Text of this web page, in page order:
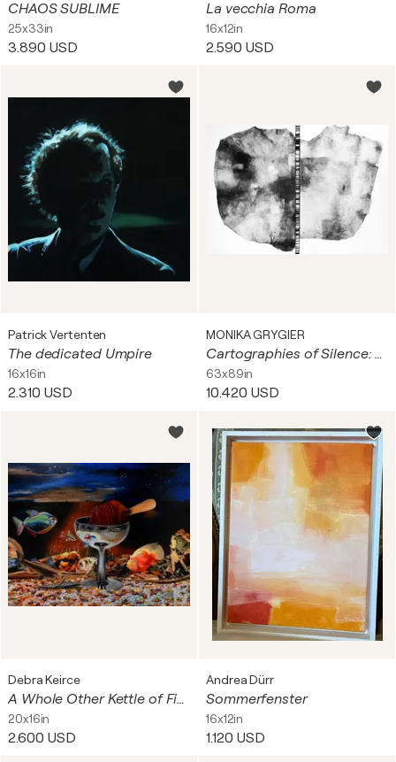
CHAOS SUBLIME
25x33in
3.890 USD
La vecchia Roma
16x12in
2.590 USD
Patrick Vertenten
The dedicated Umpire
16x16in
2.310 USD
MONIKA GRYGIER
Cartographies of Silence: 225 Km²
63x89in
10.420 USD
Debra Keirce
A Whole Other Kettle of Fish
20x16in
2.600 USD
Andrea Dürr
Sommerfenster
16x12in
1.120 USD